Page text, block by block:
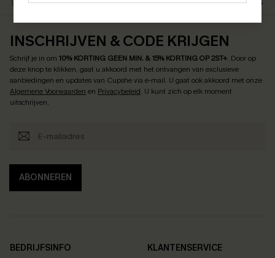
BEVEILIGEN PAYMEMT VOUCHERS & PROMOTIES
INSCHRIJVEN & CODE KRIJGEN
Schrijf je in om 10% KORTING GEEN MIN. & 15% KORTING OP 2ST+. Door op
deze knop te klikken, gaat u akkoord met het ontvangen van exclusieve
aanbiedingen en updates van Cupshe via e-mail. U gaat ook akkoord met onze
Algemene Voorwaarden en Privacybeleid. U kunt zich op elk moment
uitschrijven.
ABONNEREN
BEDRIJFSINFO
KLANTENSERVICE